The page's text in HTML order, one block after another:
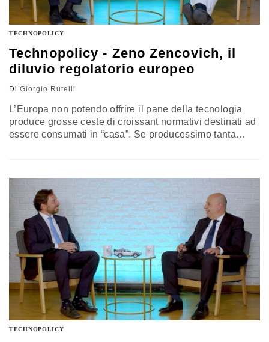
TECHNOPOLICY
Technopolicy - Zeno Zencovich, il
diluvio regolatorio europeo
Di Giorgio Rutelli
L’Europa non potendo offrire il pane della tecnologia
produce grosse ceste di croissant normativi destinati ad
essere consumati in “casa”. Se producessimo tanta
all’Università Roma Tre, ci racconta come navigare
l’oceano di norme in cui galleggiano – a fatica –
aziende e consumatori
TECHNOPOLICY